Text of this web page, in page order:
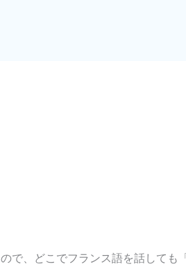
で、どこでフランス語を話しても